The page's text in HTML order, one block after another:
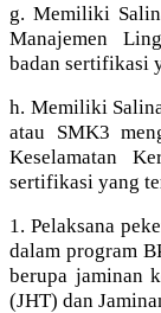
g. Memiliki
Manajemen
badan sertifikasi
h. Memiliki
atau SMK3
Keselamatan
sertifikasi yang
1. Pelaksana
dalam program
berupa jaminan
(JHT) dan